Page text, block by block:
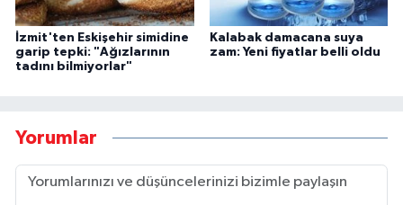
İzmit'ten Eskişehir simidine
garip tepki: "Ağızlarının
tadını bilmiyorlar"
Kalabak damacana suya
zam: Yeni fiyatlar belli oldu
Yorumlar